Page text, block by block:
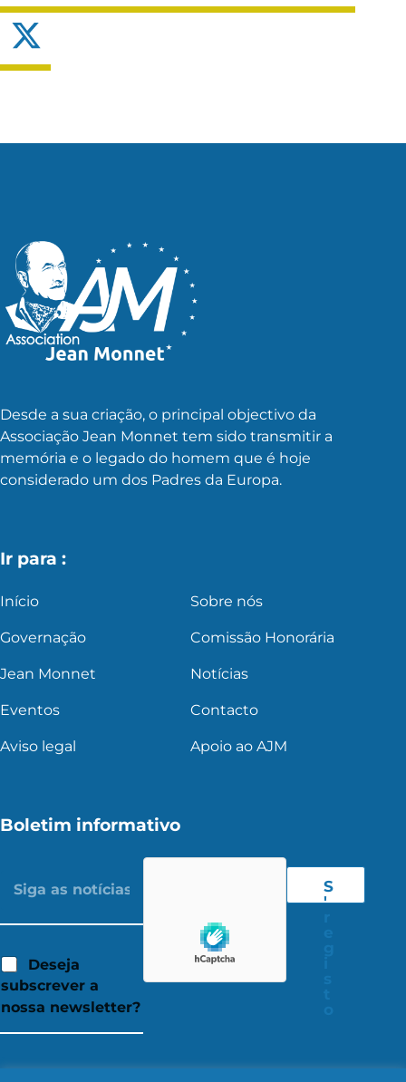
Desde a sua criação, o principal objectivo da
Associação Jean Monnet tem sido transmitir a
memória e o legado do homem que é hoje
considerado um dos Padres da Europa.
Ir para :
Início Sobre nós
Governação Comissão Honorária
Jean Monnet Notícias
Eventos Contacto
Aviso legal Apoio ao AJM
Boletim informativo
Deseja
subscrever a
nossa newsletter?
S
'